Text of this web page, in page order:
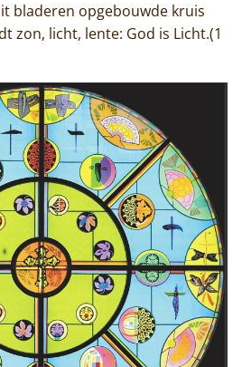
bladeren opgebouwde kruis
zon, licht, lente: God is Licht.(1